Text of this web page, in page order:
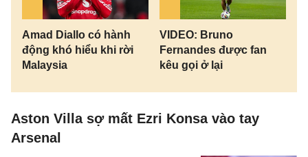
Amad Diallo có hành
động khó hiểu khi rời
Malaysia
VIDEO: Bruno
Fernandes được fan
kêu gọi ở lại
Aston Villa sợ mất Ezri Konsa vào tay
Arsenal